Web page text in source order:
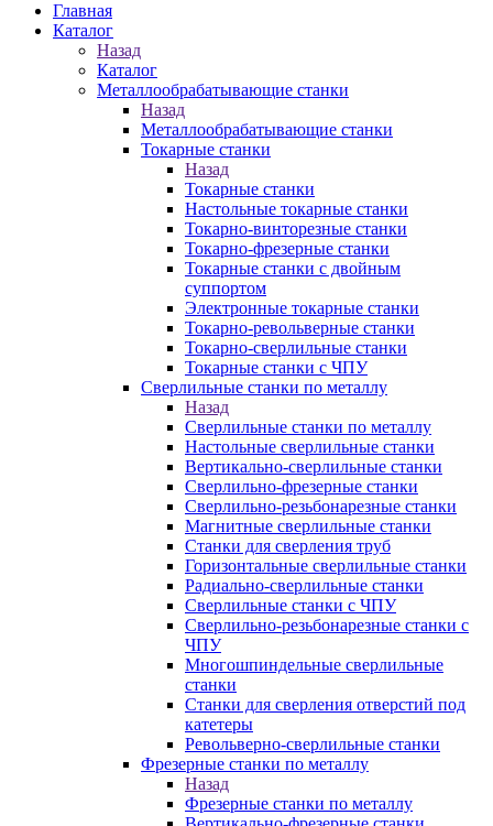
Главная
Каталог
Назад
Каталог
Металлообрабатывающие станки
Назад
Металлообрабатывающие станки
Токарные станки
Назад
Токарные станки
Настольные токарные станки
Токарно-винторезные станки
Токарно-фрезерные станки
Токарные станки с двойным
суппортом
Электронные токарные станки
Токарно-револьверные станки
Токарно-сверлильные станки
Токарные станки с ЧПУ
Сверлильные станки по металлу
Назад
Сверлильные станки по металлу
Настольные сверлильные станки
Вертикально-сверлильные станки
Сверлильно-фрезерные станки
Сверлильно-резьбонарезные станки
Магнитные сверлильные станки
Станки для сверления труб
Горизонтальные сверлильные станки
Радиально-сверлильные станки
Сверлильные станки с ЧПУ
Сверлильно-резьбонарезные станки с
ЧПУ
Многошпиндельные сверлильные
станки
Станки для сверления отверстий под
катетеры
Револьверно-сверлильные станки
Фрезерные станки по металлу
Назад
Фрезерные станки по металлу